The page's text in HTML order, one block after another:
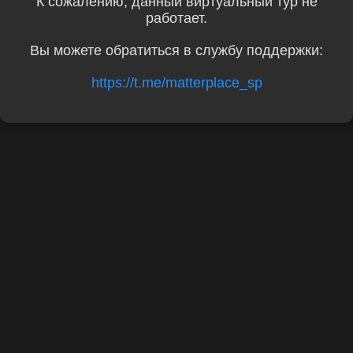
работает.
Вы можете обратиться в службу поддержки:
https://t.me/matterplace_sp